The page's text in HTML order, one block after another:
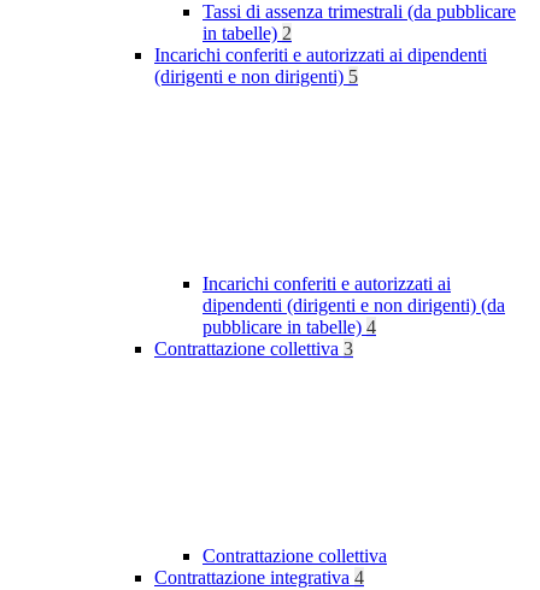
Tassi di assenza trimestrali (da pubblicare
in tabelle) 2
Incarichi conferiti e autorizzati ai dipendenti
(dirigenti e non dirigenti) 5
Incarichi conferiti e autorizzati ai
dipendenti (dirigenti e non dirigenti) (da
pubblicare in tabelle) 4
Contrattazione collettiva 3
Contrattazione collettiva
Contrattazione integrativa 4